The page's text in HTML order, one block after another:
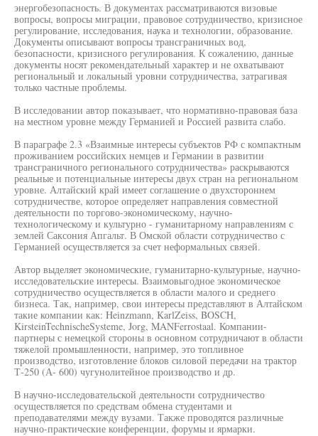
энергобезопасность. В документах рассматриваются визовые
вопросы, вопросы миграции, правовое сотрудничество, кризисное
регулирование, исследования, наука и технологии, образование.
Документы описывают вопросы трансграничных вод,
безопасности, кризисного регулирования. К сожалению, данные
документы носят рекомендательный характер и не охватывают
региональный и локальный уровни сотрудничества, затрагивая
только частные проблемы.
В исследовании автор показывает, что нормативно-правовая база
на местном уровне между Германией и Россией развита слабо.
В параграфе 2.3 «Взаимные интересы субъектов РФ с компактным
проживанием российских немцев и Германии в развитии
трансграничного регионального сотрудничества» раскрываются
реальные и потенциальные интересы двух стран на региональном
уровне. Алтайский край имеет соглашение о двухстороннем
сотрудничестве, которое определяет направления совместной
деятельности по торгово-экономическому, научно-
технологическому и культурно - гуманитарному направлениям с
землей Саксония Апгальт. В Омской области сотрудничество с
Германией осуществляется за счет неформальных связей.
Автор выделяет экономические, гуманитарно-культурные, научно-
исследовательские интересы. Взаимовыгодное экономическое
сотрудничество осуществляется в области малого и среднего
бизнеса. Так, например, свои интересы представляют в Алтайском
такие компании как: Heinzmann, KarlZeiss, BOSCH,
KirsteinTechnischeSysteme, Jorg, MANFerrostaal. Компании-
партнеры с немецкой стороны в основном сотрудничают в области
тяжелой промышленности, например, это топливное
производство, изготовление блоков силовой передачи на трактор
Т-250 (А- 600) чугунолитейное производство и др.
В научно-исследовательской деятельности сотрудничество
осуществляется по средствам обмена студентами и
преподавателями между вузами. Также проводятся различные
научно-практические конференции, форумы и ярмарки.